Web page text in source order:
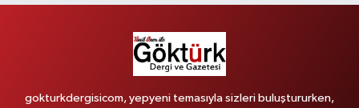
gokturkdergisicom, yepyeni temasıyla sizleri buluştururken,